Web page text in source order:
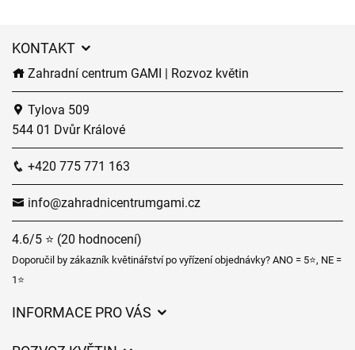
KONTAKT
Zahradní centrum GAMI | Rozvoz květin
Tylova 509
544 01 Dvůr Králové
+420 775 771 163
info@zahradnicentrumgami.cz
4.6/5 ⭐ (20 hodnocení)
Doporučil by zákazník květinářství po vyřízení objednávky? ANO = 5⭐, NE =
1⭐
INFORMACE PRO VÁS